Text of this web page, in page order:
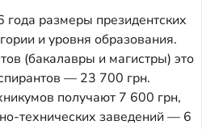
размеры президентских
и уровня образования.
(бакалавры и магистры) это
— 23 700 грн.
получают 7 600 грн,
технических заведений — 6